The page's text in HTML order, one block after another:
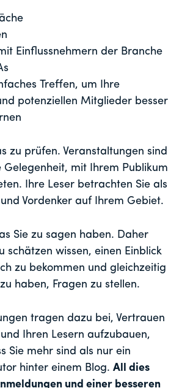
Einflussnehmern der Branche
Treffen, um Ihre
potenziellen Mitglieder besser
zu prüfen. Veranstaltungen sind
mit Ihrem Publikum
Ihre Leser betrachten Sie als
Vordenker auf Ihrem Gebiet.
Sie zu sagen haben. Daher
schätzen wissen, einen Einblick
zu bekommen und gleichzeitig
haben, Fragen zu stellen.
tragen dazu bei, Vertrauen
Ihren Lesern aufzubauen,
Sie mehr sind als nur ein
hinter einem Blog.All dies
und einer besseren